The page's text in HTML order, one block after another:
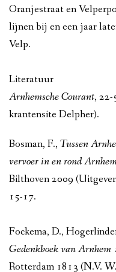
Oranjestraat en
lijnen bij en een jaar
Velp.
Literatuur
Arnhemsche Courant,
krantensite Delpher).
Bosman, F., Tussen
vervoer in en rond
Bilthoven 2009
15-17.
Fockema, D.,
Gedenkboek van
Rotterdam 1813 (N.V.